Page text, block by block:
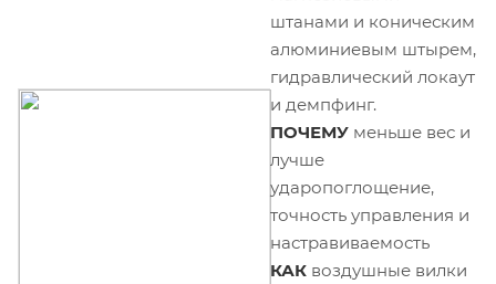
штанами и коническим
алюминиевым штырем,
гидравлический локаут
и демпфинг.
ПОЧЕМУ меньше вес и
лучше
ударопоглощение,
точность управления и
настравиваемость
КАК воздушные вилки